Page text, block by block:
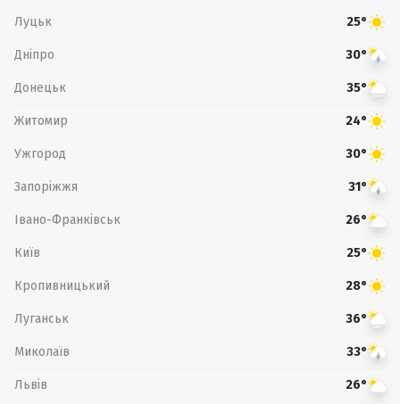
Луцьк 25°
Дніпро 30°
Донецьк 35°
Житомир 24°
Ужгород 30°
Запоріжжя 31°
Івано-Франківськ 26°
Київ 25°
Кропивницький 28°
Луганськ 36°
Миколаїв 33°
Львів 26°